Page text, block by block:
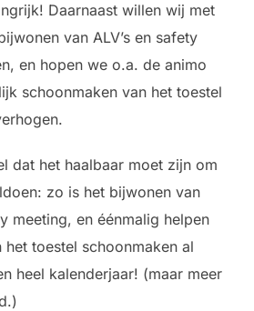
Daarnaast willen wij met
van ALV’s en safety
en hopen we o.a. de animo
schoonmaken van het toestel
dat het haalbaar moet zijn om
zo is het bijwonen van
meeting, en éénmalig helpen
het toestel schoonmaken al
heel kalenderjaar! (maar meer